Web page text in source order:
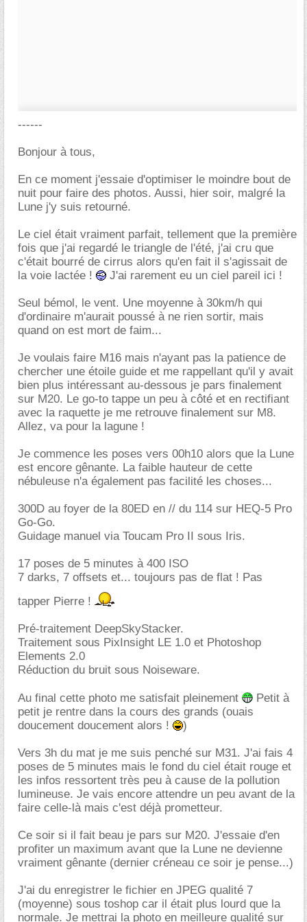
------
Bonjour à tous,
En ce moment j'essaie d'optimiser le moindre bout de
nuit pour faire des photos. Aussi, hier soir, malgré la
Lune j'y suis retourné.
Le ciel était vraiment parfait, tellement que la première
fois que j'ai regardé le triangle de l'été, j'ai cru que
c'était bourré de cirrus alors qu'en fait il s'agissait de
la voie lactée !
J'ai rarement eu un ciel pareil ici !
Seul bémol, le vent. Une moyenne à 30km/h qui
d'ordinaire m'aurait poussé à ne rien sortir, mais
quand on est mort de faim...
Je voulais faire M16 mais n'ayant pas la patience de
chercher une étoile guide et me rappellant qu'il y avait
bien plus intéressant au-dessous je pars finalement
sur M20. Le go-to tappe un peu à côté et en rectifiant
avec la raquette je me retrouve finalement sur M8.
Allez, va pour la lagune !
Je commence les poses vers 00h10 alors que la Lune
est encore gênante. La faible hauteur de cette
nébuleuse n'a également pas facilité les choses...
300D au foyer de la 80ED en // du 114 sur HEQ-5 Pro
Go-Go.
Guidage manuel via Toucam Pro II sous Iris.
17 poses de 5 minutes à 400 ISO
7 darks, 7 offsets et... toujours pas de flat ! Pas
tapper Pierre !
Pré-traitement DeepSkyStacker.
Traitement sous PixInsight LE 1.0 et Photoshop
Elements 2.0
Réduction du bruit sous Noiseware.
Au final cette photo me satisfait pleinement
Petit à
petit je rentre dans la cours des grands (ouais
doucement doucement alors !
)
Vers 3h du mat je me suis penché sur M31. J'ai fais 4
poses de 5 minutes mais le fond du ciel était rouge et
les infos ressortent très peu à cause de la pollution
lumineuse. Je vais encore attendre un peu avant de la
faire celle-là mais c'est déjà prometteur.
Ce soir si il fait beau je pars sur M20. J'essaie d'en
profiter un maximum avant que la Lune ne devienne
vraiment gênante (dernier créneau ce soir je pense...)
J'ai du enregistrer le fichier en JPEG qualité 7
(moyenne) sous toshop car il était plus lourd que la
normale. Je mettrai la photo en meilleure qualité sur